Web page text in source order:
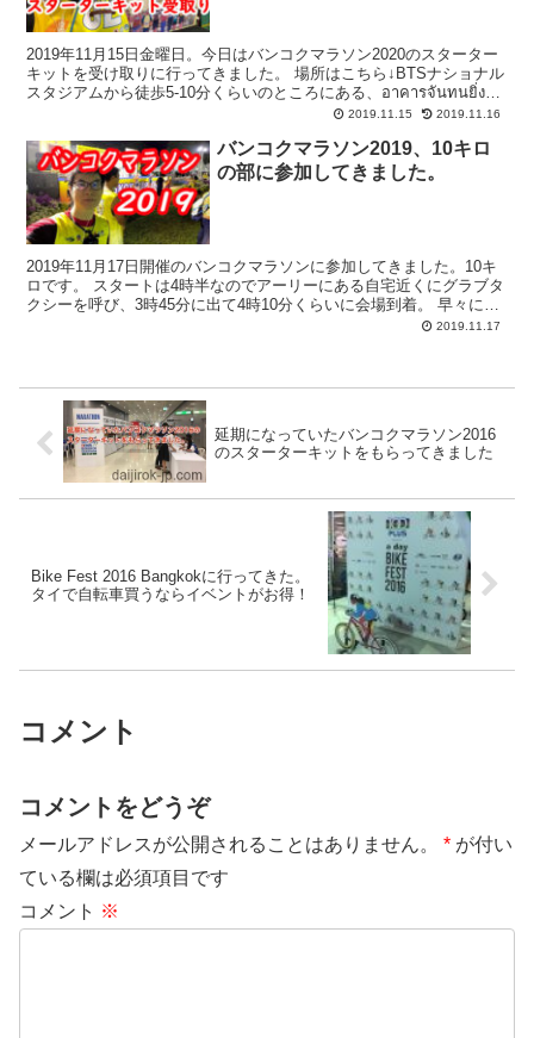
2019年11月15日金曜日。今日はバンコクマラソン2020のスターター
キットを受け取りに行ってきました。 場所はこちら↓BTSナショナル
スタジアムから徒歩5-10分くらいのところにある、อาคารจันทนยิ่งยง
2019.11.15 2019.11.16
バンコクマラソン2019、10キロ
の部に参加してきました。
2019年11月17日開催のバンコクマラソンに参加してきました。10キ
ロです。 スタートは4時半なのでアーリーにある自宅近くにグラブタ
クシーを呼び、3時45分に出て4時10分くらいに会場到着。 早々に荷
2019.11.17
延期になっていたバンコクマラソン2016
のスターターキットをもらってきました
Bike Fest 2016 Bangkokに行ってきた。
タイで自転車買うならイベントがお得！
コメント
コメントをどうぞ
メールアドレスが公開されることはありません。 * が付い
ている欄は必須項目です
コメント ※